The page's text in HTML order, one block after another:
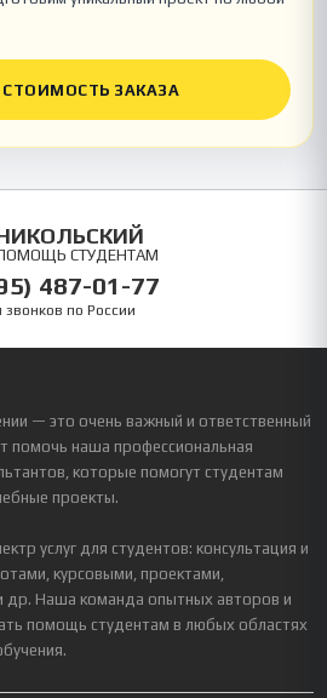
СТОИМОСТЬ ЗАКАЗА
СТУДЕНТАМ
487-01-77
звонков по России
— это очень важный и ответственный
помочь наша профессиональная
которые помогут студентам
проекты.
услуг для студентов: консультация и
курсовыми, проектами,
др. Наша команда опытных авторов и
помощь студентам в любых областях